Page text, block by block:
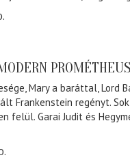
Mary a baráttal, Lord
Frankenstein regényt.
felül. Garai Judit és